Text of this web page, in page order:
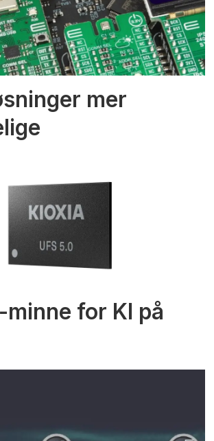
mer
minne for KI på